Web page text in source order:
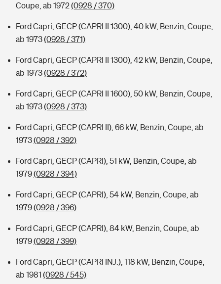
Coupe, ab 1972(0928 / 370)
Ford Capri, GECP (CAPRI II 1300), 40 kW, Benzin, Coupe,
ab 1973(0928 / 371)
Ford Capri, GECP (CAPRI II 1300), 42 kW, Benzin, Coupe,
ab 1973(0928 / 372)
Ford Capri, GECP (CAPRI II 1600), 50 kW, Benzin, Coupe,
ab 1973(0928 / 373)
Ford Capri, GECP (CAPRI II), 66 kW, Benzin, Coupe, ab
1973(0928 / 392)
Ford Capri, GECP (CAPRI), 51 kW, Benzin, Coupe, ab
1979(0928 / 394)
Ford Capri, GECP (CAPRI), 54 kW, Benzin, Coupe, ab
1979(0928 / 396)
Ford Capri, GECP (CAPRI), 84 kW, Benzin, Coupe, ab
1979(0928 / 399)
Ford Capri, GECP (CAPRI INJ.), 118 kW, Benzin, Coupe,
ab 1981 (0928 / 545)